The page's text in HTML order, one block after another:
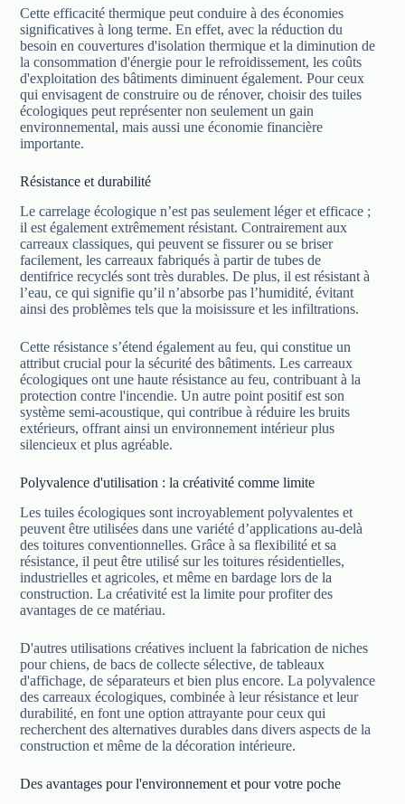
Cette efficacité thermique peut conduire à des économies
significatives à long terme. En effet, avec la réduction du
besoin en couvertures d'isolation thermique et la diminution de
la consommation d'énergie pour le refroidissement, les coûts
d'exploitation des bâtiments diminuent également. Pour ceux
qui envisagent de construire ou de rénover, choisir des tuiles
écologiques peut représenter non seulement un gain
environnemental, mais aussi une économie financière
importante.
Résistance et durabilité
Le carrelage écologique n’est pas seulement léger et efficace ;
il est également extrêmement résistant. Contrairement aux
carreaux classiques, qui peuvent se fissurer ou se briser
facilement, les carreaux fabriqués à partir de tubes de
dentifrice recyclés sont très durables. De plus, il est résistant à
l’eau, ce qui signifie qu’il n’absorbe pas l’humidité, évitant
ainsi des problèmes tels que la moisissure et les infiltrations.
Cette résistance s’étend également au feu, qui constitue un
attribut crucial pour la sécurité des bâtiments. Les carreaux
écologiques ont une haute résistance au feu, contribuant à la
protection contre l'incendie. Un autre point positif est son
système semi-acoustique, qui contribue à réduire les bruits
extérieurs, offrant ainsi un environnement intérieur plus
silencieux et plus agréable.
Polyvalence d'utilisation : la créativité comme limite
Les tuiles écologiques sont incroyablement polyvalentes et
peuvent être utilisées dans une variété d’applications au-delà
des toitures conventionnelles. Grâce à sa flexibilité et sa
résistance, il peut être utilisé sur les toitures résidentielles,
industrielles et agricoles, et même en bardage lors de la
construction. La créativité est la limite pour profiter des
avantages de ce matériau.
D'autres utilisations créatives incluent la fabrication de niches
pour chiens, de bacs de collecte sélective, de tableaux
d'affichage, de séparateurs et bien plus encore. La polyvalence
des carreaux écologiques, combinée à leur résistance et leur
durabilité, en font une option attrayante pour ceux qui
recherchent des alternatives durables dans divers aspects de la
construction et même de la décoration intérieure.
Des avantages pour l'environnement et pour votre poche